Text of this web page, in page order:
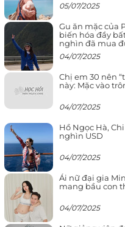
05/07/2025
Gu ăn mặc của
biến hóa đầy
nghìn đã mua
04/07/2025
Chị em 30 nên
này: Mặc vào
04/07/2025
Hồ Ngọc Hà,
nghìn USD
04/07/2025
Ái nữ đại gia
mang bầu con
04/07/2025